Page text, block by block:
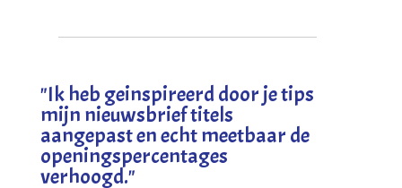
"Ik heb geinspireerd door je tips
mijn nieuwsbrief titels
aangepast en echt meetbaar de
openingspercentages
verhoogd."